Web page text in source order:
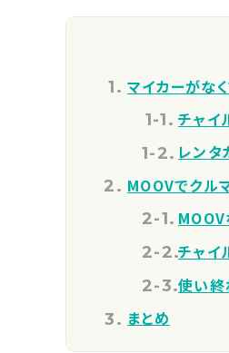
マイカーがな
チャイ
レン
MOOVでクル
MOOV
チャイ
使い終
まとめ